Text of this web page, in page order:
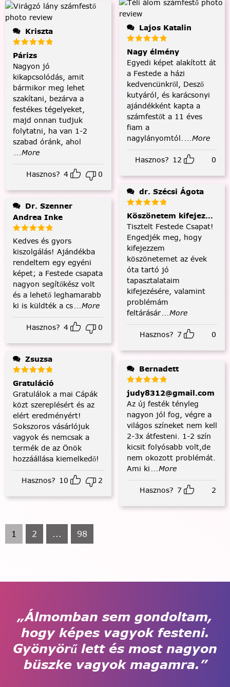
Kriszta
Párizs
Nagyon jó
kikapcsolódás, amit
bármikor meg lehet
szakítani, bezárva a
festékes tégelyeket,
majd onnan tudjuk
folytatni, ha van 1-2
szabad óránk, ahol
...More
Hasznos? 4 0
Andrea Inke
Kedves és gyors
kiszolgálás! Ajándékba
rendeltem egy egyéni
képet; a Festede csapata
nagyon segítőkész volt
és a lehető leghamarabb
ki is küldték a cs...More
Hasznos? 4 0
Zsuzsa
Gratuláció
Gratulálok a mai Cápák
közt szereplésért és az
elért eredményért!
Sokszoros vásárlójuk
vagyok és nemcsak a
termék de az Önök
hozzáállása kiemelkedő!
Hasznos? 10 2
Lajos Katalin
Nagy élmény
Egyedi képet alakított át
a Festede a házi
kedvencünkről, Desző
kutyáról, és karácsonyi
ajándékként kapta a
számfestőt a 11 éves
fiam a
nagylányomtól. ...More
Hasznos? 12 0
dr. Szécsi Ágota
Köszönetem kifejezése
Tisztelt Festede Csapat!
Engedjék meg, hogy
kifejezzem
köszönetemet az évek
óta tartó jó
tapasztalataim
kifejezésére, valamint
problémám
feltárásár...More
Hasznos? 7 0
Bernadett
judy8312@gmail.com
Az új festék tényleg
nagyon jól fog, végre a
világos színeket nem kell
2-3x átfesteni. 1-2 szín
kicsit folyósabb volt,de
nem okozott problémát.
Ami ki ...More
Hasznos? 7 2
1 2 ... 98
„Álmomban sem gondoltam,
hogy képes vagyok festeni.
Gyönyörű lett és most nagyon
büszke vagyok magamra.”